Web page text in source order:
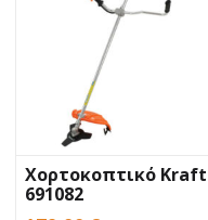
Χορτοκοπτικό Kraft
691082